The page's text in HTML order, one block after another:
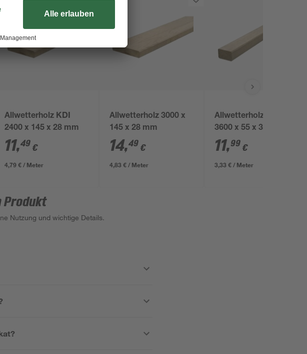
Allwetterholz KDI
2400 x 145 x 28 mm
11,49 €
4,79 € / Meter
Allwetterholz 3000 x
145 x 28 mm
14,49 €
4,83 € / Meter
Allwetterholz KDI
3600 x 55 x 35 mm
11,99 €
3,33 € / Meter
Produkt
Nutzung und wichtige Details.